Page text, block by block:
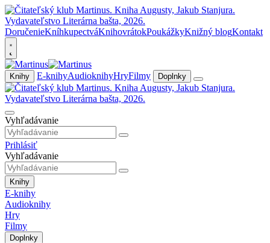
DoručenieKníhkupectváKnihovrátokPoukážkyKnižný blogKontakt
Knihy E-knihyAudioknihyHryFilmy Doplnky
Vyhľadávanie
Prihlásiť
Vyhľadávanie
Knihy
E-knihy
Audioknihy
Hry
Filmy
Doplnky